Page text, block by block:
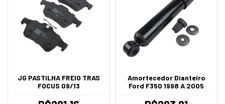
JG PASTILHA FREIO TRAS
FOCUS 09/13
Amortecedor Dianteiro
Ford F350 1998 A 2005